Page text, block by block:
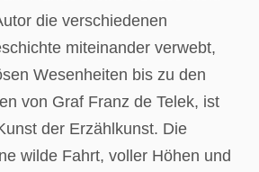
die verschiedenen
miteinander verwebt,
Wesenheiten bis zu den
von Graf Franz de Telek, ist
der Erzählkunst. Die
wilde Fahrt, voller Höhen und